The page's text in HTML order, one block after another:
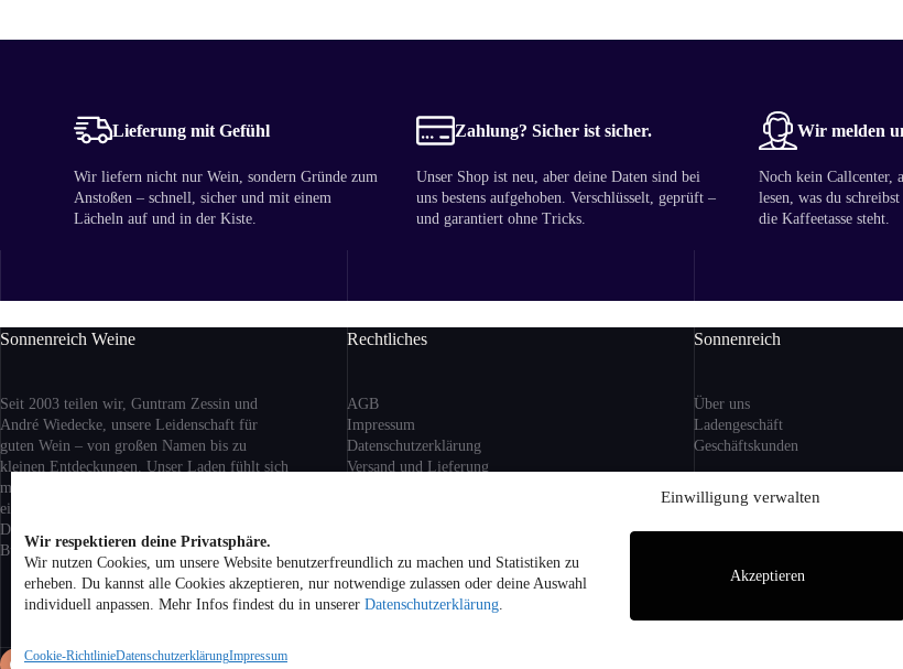
Einwilligung verwalten
Wir respektieren deine Privatsphäre.
Wir nutzen Cookies, um unsere Website benutzerfreundlich zu machen und Statistiken zu
erheben. Du kannst alle Cookies akzeptieren, nur notwendige zulassen oder deine Auswahl
individuell anpassen. Mehr Infos findest du in unserer Datenschutzerklärung.
Akzeptieren
Cookie-RichtlinieDatenschutzerklärungImpressum
Lieferung mit Gefühl
Wir liefern nicht nur Wein, sondern Gründe zum
Anstoßen – schnell, sicher und mit einem
Lächeln auf und in der Kiste.
Zahlung? Sicher ist sicher.
Unser Shop ist neu, aber deine Daten sind bei
uns bestens aufgehoben. Verschlüsselt, geprüft –
und garantiert ohne Tricks.
Wir melden
Noch kein Callcenter,
lesen, was du
die Kaffeetasse steht.
Sonnenreich Weine
Seit 2003 teilen wir, Guntram Zessin und
André Wiedecke, unsere Leidenschaft für
guten Wein – von großen Namen bis zu
kleinen Entdeckungen. Unser Laden fühlt sich
mehr nach Wohnzimmer als nach Geschäft an:
ein Ort zum Ankommen, Probieren und
Dableiben. Ob aus Berlin, Bordeaux oder
Buenos Aires – bei uns bist du willkommen.
Rechtliches
AGB
Impressum
Datenschutzerklärung
Versand und Lieferung
Alle Preise inkl. gesetzlicher MwSt. und ggf.
zzgl. Versandkosten bei Lieferungen nach
Hause. Kein Verkauf von Alkohol an
Sonnenreich
Über uns
Ladengeschäft
Geschäftskunden
Information
Sitemap